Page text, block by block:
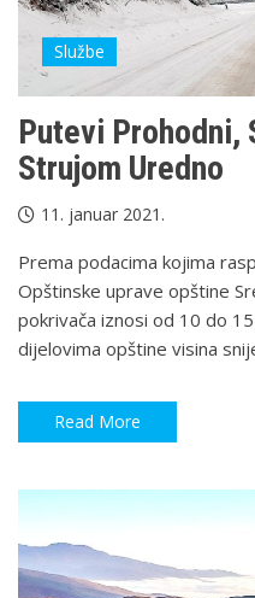
Službe
Putevi Prohodni,
Strujom Uredno
11. januar 2021.
Prema podacima kojima
Opštinske uprave opštine
pokrivača iznosi od 10 do
dijelovima opštine visina
Read More